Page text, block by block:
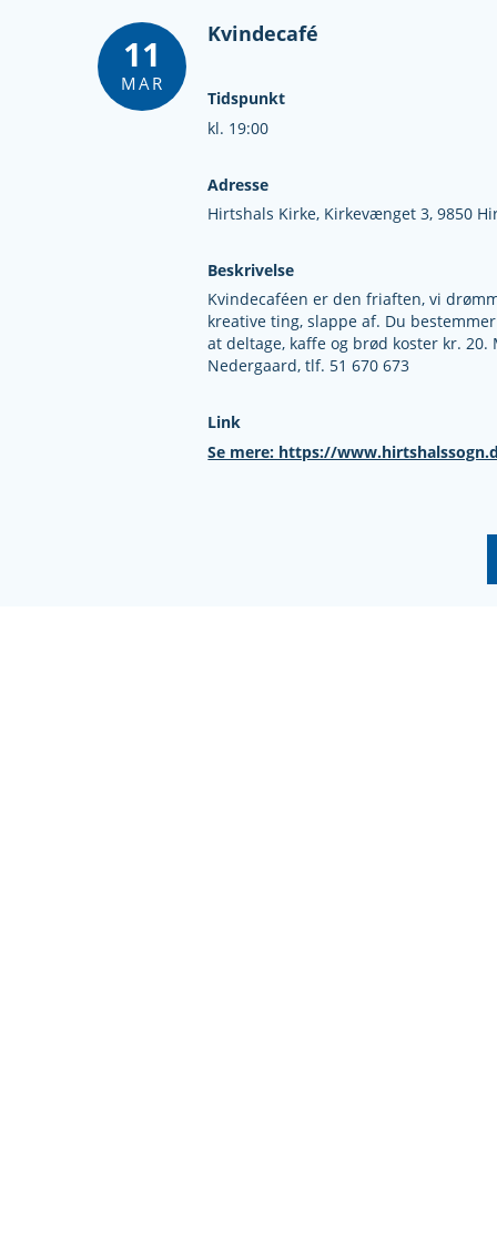
11
MAR
Kvindecafé
Tidspunkt
kl. 19:00
Adresse
Hirtshals Kirke, Kirkevænget 3,9850
Beskrivelse
Kvindecaféen er den friaften, vi
kreative ting, slappe af. Du
at deltage, kaffe og brød koster kr.
Nedergaard, tlf. 51 670 673
Link
Se mere: https://